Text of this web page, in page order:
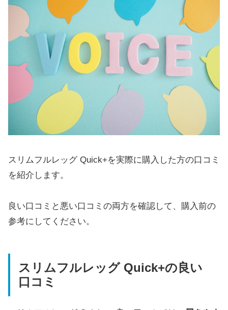
スリムフルレッグ Quick+を実際に購入した方の口コミ
を紹介します。
良い口コミと悪い口コミの両方を確認して、購入前の
参考にしてください。
スリムフルレッグ Quick+の良い
口コミ